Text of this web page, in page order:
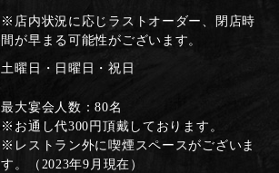
※店内状況に応じラストオーダー、閉店時
間が早まる可能性がございます。
土曜日・日曜日・祝日
最大宴会人数：80名
※お通し代300円頂戴しております。
※レストラン外に喫煙スペースがございま
す。（2023年9月現在）